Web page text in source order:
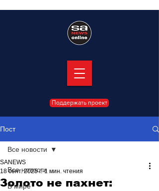
Поддержать проект
Пост
Все новости
В мире
Все новости
Золото не пахнет:
SANEWS
18 сент. 2025 г. 1 мин. чтения